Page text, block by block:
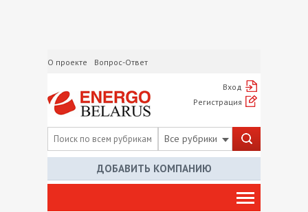
О проекте Вопрос-Ответ
Вход
Регистрация
Все рубрики
ДОБАВИТЬ КОМПАНИЮ